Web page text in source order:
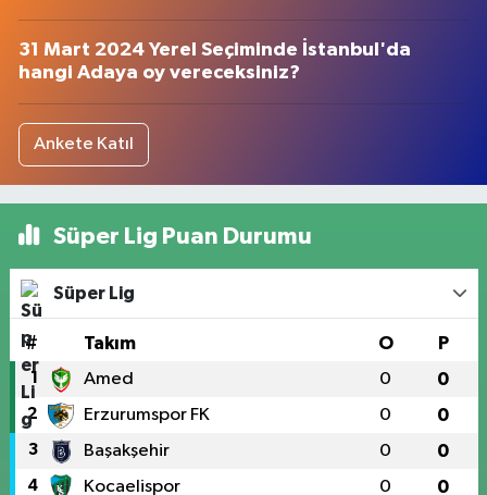
31 Mart 2024 Yerel Seçiminde İstanbul'da
hangi Adaya oy vereceksiniz?
Ankete Katıl
Süper Lig Puan Durumu
Süper Lig
# Takım O P
1 Amed 0 0
2 Erzurumspor FK 0 0
3 Başakşehir 0 0
4 Kocaelispor 0 0